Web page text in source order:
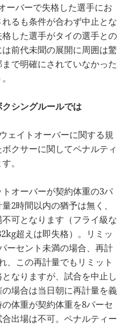
ーバーで失格した選手にお
るも条件が合わず中止とな
した選手がタイの選手との
前代未聞の展開に周囲は驚
で明確にされていなかった
シングルールでは
ェイトオーバーに関する規
クサーに関してペナルティ
。
オーバーが契約体重の3パ
2時間以内の猶予は無く、
可となります（フライ級な
超えは即失格）。リミッ
ーセント未満の場合、再計
、この再計量でもリミット
なりますが、試合を中止し
場合は当日朝に再計量を義
体重が契約体重を8パーセ
出場は不可。ペナルティー